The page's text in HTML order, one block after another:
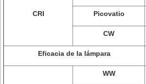
CRI Picovatio
CW
Eficacia de la lámpara
WW